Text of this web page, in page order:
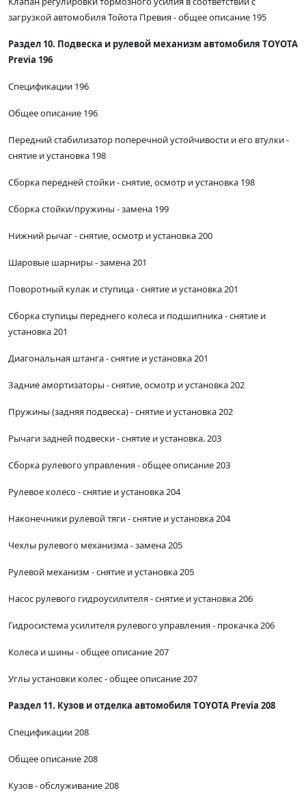
загрузкой автомобиля Тойота Превия - общее описание 195
Раздел 10. Подвеска и рулевой механизм автомобиля TOYOTA
Previa 196
Спецификации 196
Общее описание 196
Передний стабилизатор поперечной устойчивости и его втулки -
снятие и установка 198
Сборка передней стойки - снятие, осмотр и установка 198
Сборка стойки/пружины - замена 199
Нижний рычаг - снятие, осмотр и установка 200
Шаровые шарниры - замена 201
Поворотный кулак и ступица - снятие и установка 201
Сборка ступицы переднего колеса и подшипника - снятие и
установка 201
Диагональная штанга - снятие и установка 201
Задние амортизаторы - снятие, осмотр и установка 202
Пружины (задняя подвеска) - снятие и установка 202
Рычаги задней подвески - снятие и установка. 203
Сборка рулевого управления - общее описание 203
Рулевое колесо - снятие и установка 204
Наконечники рулевой тяги - снятие и установка 204
Чехлы рулевого механизма - замена 205
Рулевой механизм - снятие и установка 205
Насос рулевого гидроусилителя - снятие и установка 206
Гидросистема усилителя рулевого управления - прокачка 206
Колеса и шины - общее описание 207
Углы установки колес - общее описание 207
Раздел 11. Кузов и отделка автомобиля TOYOTA Previa 208
Спецификации 208
Общее описание 208
Кузов - обслуживание 208